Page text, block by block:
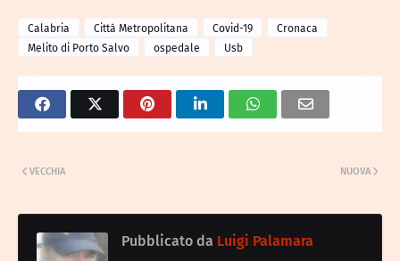
Calabria Città Metropolitana Covid-19
Cronaca
Melito di Porto Salvo
ospedale Usb
NUOVA
VECCHIA
Pubblicato da Luigi Palamara